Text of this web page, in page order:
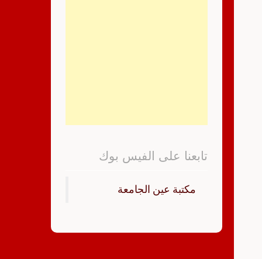
تابعنا على الفيس بوك
‏مكتبة عين الجامعة‏